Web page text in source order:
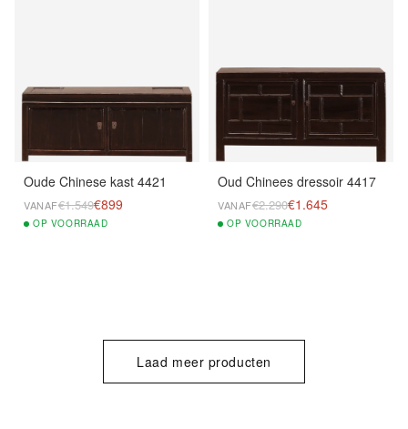
Oude Chinese kast 4421
VANAF€1.549€899
OP VOORRAAD
Oud Chinees dressoir 4417
VANAF€2.290€1.645
OP VOORRAAD
Laad meer producten